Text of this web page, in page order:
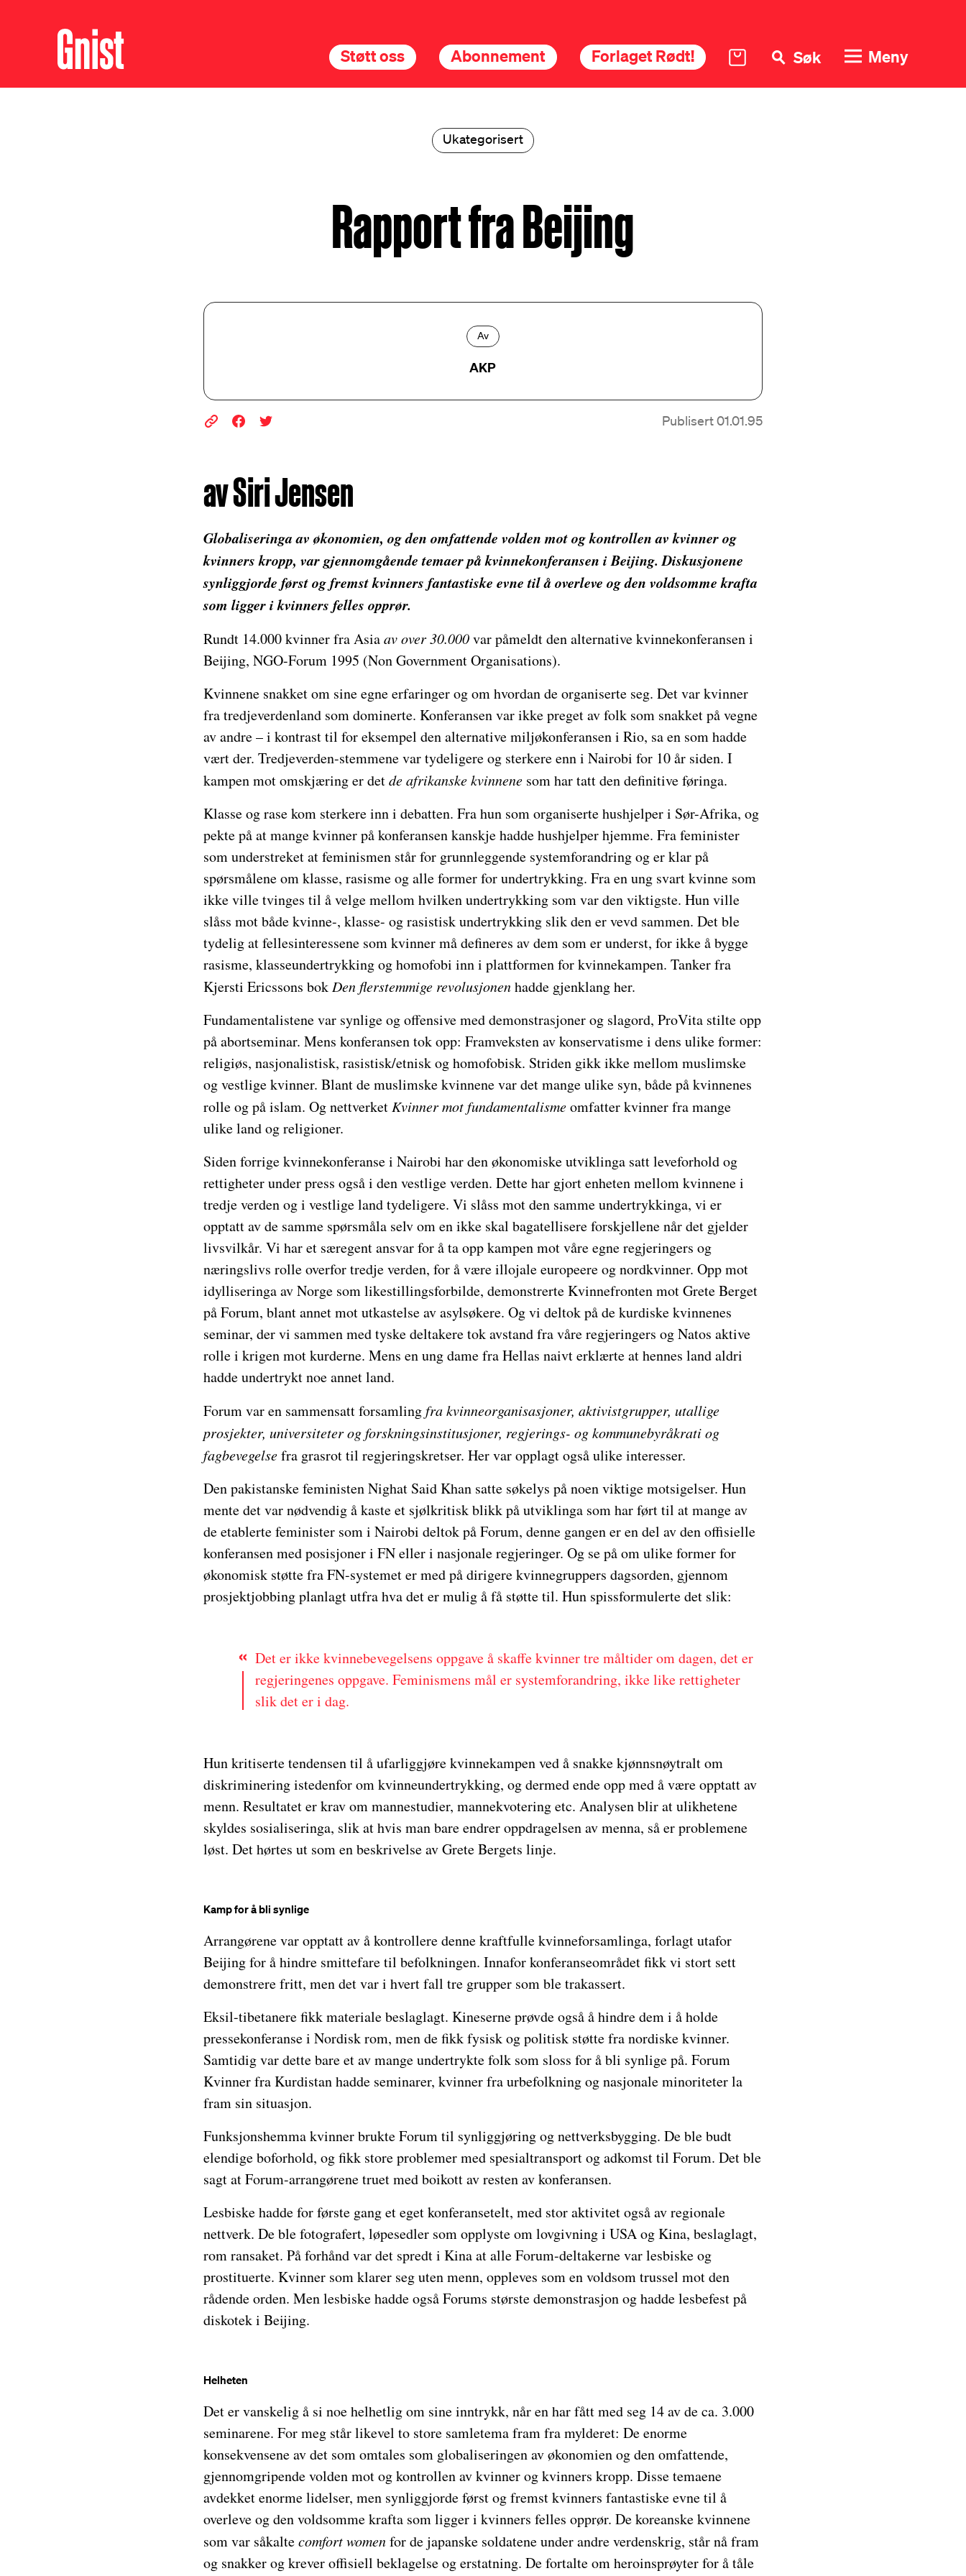
Støtt oss Abonnement Forlaget Rødt! Søk Meny
Ukategorisert
Rapport fra Beijing
Av
AKP
Publisert 01.01.95
av Siri Jensen
Globaliseringa av økonomien, og den omfattende volden mot og kontrollen av kvinner og
kvinners kropp, var gjennomgående temaer på kvinnekonferansen i Beijing. Diskusjonene
synliggjorde først og fremst kvinners fantastiske evne til å overleve og den voldsomme krafta
som ligger i kvinners felles opprør.
Rundt 14.000 kvinner fra Asiaav over 30.000var påmeldt den alternative kvinnekonferansen i
Beijing, NGO-Forum 1995 (Non Government Organisations).
Kvinnene snakket om sine egne erfaringer og om hvordan de organiserte seg. Det var kvinner
fra tredjeverdenland som dominerte. Konferansen var ikke preget av folk som snakket på vegne
av andre – i kontrast til for eksempel den alternative miljøkonferansen i Rio, sa en som hadde
vært der. Tredjeverden-stemmene var tydeligere og sterkere enn i Nairobi for 10 år siden. I
kampen mot omskjæring er detde afrikanske kvinnenesom har tatt den definitive føringa.
Klasse og rase kom sterkere inn i debatten. Fra hun som organiserte hushjelper i Sør-Afrika, og
pekte på at mange kvinner på konferansen kanskje hadde hushjelper hjemme. Fra feminister
som understreket at feminismen står for grunnleggende systemforandring og er klar på
spørsmålene om klasse, rasisme og alle former for undertrykking. Fra en ung svart kvinne som
ikke ville tvinges til å velge mellom hvilken undertrykking som var den viktigste. Hun ville
slåss mot både kvinne-, klasse- og rasistisk undertrykking slik den er vevd sammen. Det ble
tydelig at fellesinteressene som kvinner må defineres av dem som er underst, for ikke å bygge
rasisme, klasseundertrykking og homofobi inn i plattformen for kvinnekampen. Tanker fra
Kjersti Ericssons bok Den flerstemmige revolusjonenhadde gjenklang her.
Fundamentalistene var synlige og offensive med demonstrasjoner og slagord, ProVita stilte opp
på abortseminar. Mens konferansen tok opp: Framveksten av konservatisme i dens ulike former:
religiøs, nasjonalistisk, rasistisk/etnisk og homofobisk. Striden gikk ikke mellom muslimske
og vestlige kvinner. Blant de muslimske kvinnene var det mange ulike syn, både på kvinnenes
rolle og på islam. Og nettverket Kvinner mot fundamentalismeomfatter kvinner fra mange
ulike land og religioner.
Siden forrige kvinnekonferanse i Nairobi har den økonomiske utviklinga satt leveforhold og
rettigheter under press også i den vestlige verden. Dette har gjort enheten mellom kvinnene i
tredje verden og i vestlige land tydeligere. Vi slåss mot den samme undertrykkinga, vi er
opptatt av de samme spørsmåla selv om en ikke skal bagatellisere forskjellene når det gjelder
livsvilkår. Vi har et særegent ansvar for å ta opp kampen mot våre egne regjeringers og
næringslivs rolle overfor tredje verden, for å være illojale europeere og nordkvinner. Opp mot
idylliseringa av Norge som likestillingsforbilde, demonstrerte Kvinnefronten mot Grete Berget
på Forum, blant annet mot utkastelse av asylsøkere. Og vi deltok på de kurdiske kvinnenes
seminar, der vi sammen med tyske deltakere tok avstand fra våre regjeringers og Natos aktive
rolle i krigen mot kurderne. Mens en ung dame fra Hellas naivt erklærte at hennes land aldri
hadde undertrykt noe annet land.
Forum var en sammensatt forsamlingfra kvinneorganisasjoner, aktivistgrupper, utallige
prosjekter, universiteter og forskningsinstitusjoner, regjerings- og kommunebyråkrati og
fagbevegelsefra grasrot til regjeringskretser. Her var opplagt også ulike interesser.
Den pakistanske feministen Nighat Said Khan satte søkelys på noen viktige motsigelser. Hun
mente det var nødvendig å kaste et sjølkritisk blikk på utviklinga som har ført til at mange av
de etablerte feminister som i Nairobi deltok på Forum, denne gangen er en del av den offisielle
konferansen med posisjoner i FN eller i nasjonale regjeringer. Og se på om ulike former for
økonomisk støtte fra FN-systemet er med på dirigere kvinnegruppers dagsorden, gjennom
prosjektjobbing planlagt utfra hva det er mulig å få støtte til. Hun spissformulerte det slik:
Det er ikke kvinnebevegelsens oppgave å skaffe kvinner tre måltider om dagen, det er
regjeringenes oppgave. Feminismens mål er systemforandring, ikke like rettigheter
slik det er i dag.
Hun kritiserte tendensen til å ufarliggjøre kvinnekampen ved å snakke kjønnsnøytralt om
diskriminering istedenfor om kvinneundertrykking, og dermed ende opp med å være opptatt av
menn. Resultatet er krav om mannestudier, mannekvotering etc. Analysen blir at ulikhetene
skyldes sosialiseringa, slik at hvis man bare endrer oppdragelsen av menna, så er problemene
løst. Det hørtes ut som en beskrivelse av Grete Bergets linje.
Kamp for å bli synlige
Arrangørene var opptatt av å kontrollere denne kraftfulle kvinneforsamlinga, forlagt utafor
Beijing for å hindre smittefare til befolkningen. Innafor konferanseområdet fikk vi stort sett
demonstrere fritt, men det var i hvert fall tre grupper som ble trakassert.
Eksil-tibetanere fikk materiale beslaglagt. Kineserne prøvde også å hindre dem i å holde
pressekonferanse i Nordisk rom, men de fikk fysisk og politisk støtte fra nordiske kvinner.
Samtidig var dette bare et av mange undertrykte folk som sloss for å bli synlige på. Forum
Kvinner fra Kurdistan hadde seminarer, kvinner fra urbefolkning og nasjonale minoriteter la
fram sin situasjon.
Funksjonshemma kvinner brukte Forum til synliggjøring og nettverksbygging. De ble budt
elendige boforhold, og fikk store problemer med spesialtransport og adkomst til Forum. Det ble
sagt at Forum-arrangørene truet med boikott av resten av konferansen.
Lesbiske hadde for første gang et eget konferansetelt, med stor aktivitet også av regionale
nettverk. De ble fotografert, løpesedler som opplyste om lovgivning i USA og Kina, beslaglagt,
rom ransaket. På forhånd var det spredt i Kina at alle Forum-deltakerne var lesbiske og
prostituerte. Kvinner som klarer seg uten menn, oppleves som en voldsom trussel mot den
rådende orden. Men lesbiske hadde også Forums største demonstrasjon og hadde lesbefest på
diskotek i Beijing.
Helheten
Det er vanskelig å si noe helhetlig om sine inntrykk, når en har fått med seg 14 av de ca. 3.000
seminarene. For meg står likevel to store samletema fram fra mylderet: De enorme
konsekvensene av det som omtales som globaliseringen av økonomien og den omfattende,
gjennomgripende volden mot og kontrollen av kvinner og kvinners kropp. Disse temaene
avdekket enorme lidelser, men synliggjorde først og fremst kvinners fantastiske evne til å
overleve og den voldsomme krafta som ligger i kvinners felles opprør. De koreanske kvinnene
som var såkaltecomfort womenfor de japanske soldatene under andre verdenskrig, står nå fram
og snakker og krever offisiell beklagelse og erstatning. De fortalte om heroinsprøyter for å tåle